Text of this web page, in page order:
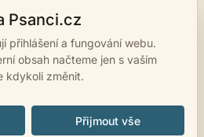
Psanci.cz
přihlášení a fungování webu.
obsah načteme jen s vaším
kdykoli změnit.
Přijmout vše